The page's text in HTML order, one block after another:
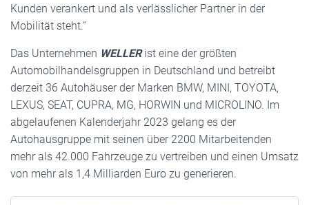
Kunden verankert und als verlässlicher Partner in der
Mobilität steht.‘‘
Das Unternehmen WELLER ist eine der größten
Automobilhandelsgruppen in Deutschland und betreibt
derzeit 36 Autohäuser der Marken BMW, MINI, TOYOTA,
LEXUS, SEAT, CUPRA, MG, HORWIN und MICROLINO. Im
abgelaufenen Kalenderjahr 2023 gelang es der
Autohausgruppe mit seinen über 2200 Mitarbeitenden
mehr als 42.000 Fahrzeuge zu vertreiben und einen Umsatz
von mehr als 1,4 Milliarden Euro zu generieren.